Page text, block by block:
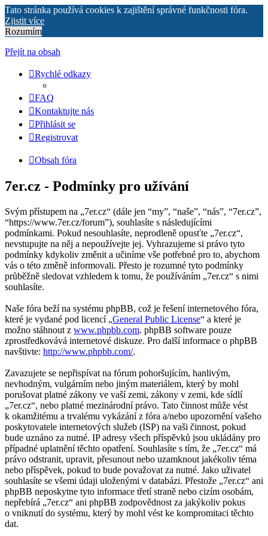
Tato stránka používá cookies k zajištění správné funkčnosti fóra.
Zjistit více
Rozumím
Přejít na obsah
Rychlé odkazy
FAQ
Kontaktujte nás
Přihlásit se
Registrovat
Obsah fóra
7er.cz - Podmínky pro užívání
Svým přístupem na „7er.cz“ (dále jen “my”, “naše”, “nás”, “7er.cz”,
“https://www.7er.cz/forum”), souhlasíte s následujícími
podmínkami. Pokud nesouhlasíte, neprodleně opusťte „7er.cz“,
nevstupujte na něj a nepoužívejte jej. Vyhrazujeme si právo tyto
podmínky kdykoliv změnit a učiníme vše potřebné pro to, abychom
vás o této změně informovali. Přesto je rozumné tyto podmínky
průběžně sledovat vzhledem k tomu, že používáním „7er.cz“ s nimi
souhlasíte.
Naše fóra beží na systému phpBB, což je řešení internetového fóra,
které je vydané pod licencí „General Public License“ a které je
možno stáhnout z www.phpbb.com. phpBB software pouze
zprostředkovává internetové diskuze. Pro další informace o phpBB
navštivte: http://www.phpbb.com/.
Zavazujete se nepřispívat na fórum pohoršujícím, hanlivým,
nevhodným, vulgárním nebo jiným materiálem, který by mohl
porušovat platné zákony ve vaší zemi, zákony v zemi, kde sídlí
„7er.cz“, nebo platné mezinárodní právo. Tato činnost může vést
k okamžitému a trvalému vykázání z fóra a/nebo upozornění vašeho
poskytovatele internetových služeb (ISP) na vaši činnost, pokud
bude uznáno za nutné. IP adresy všech příspěvků jsou ukládány pro
případné uplatnění těchto opatření. Souhlasíte s tím, že „7er.cz“ má
právo odstranit, upravit, přesunout nebo uzamknout jakékoliv téma
nebo příspěvek, pokud to bude považovat za nutné. Jako uživatel
souhlasíte se všemi údaji uloženými v databázi. Přestože „7er.cz“ ani
phpBB neposkytne tyto informace třetí straně nebo cizím osobám,
nepřebírá „7er.cz“ ani phpBB zodpovědnost za jakýkoliv pokus
o vniknutí do systému, který by mohl vést ke kompromitaci těchto
dat.